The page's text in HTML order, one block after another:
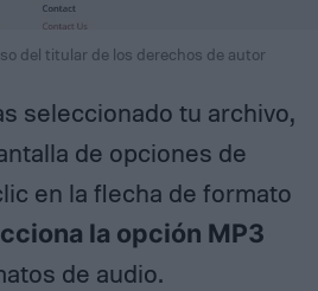
del titular de los derechos de autor
seleccionado tu archivo,
de opciones de
en la flecha de formato
la opción MP3
de audio.